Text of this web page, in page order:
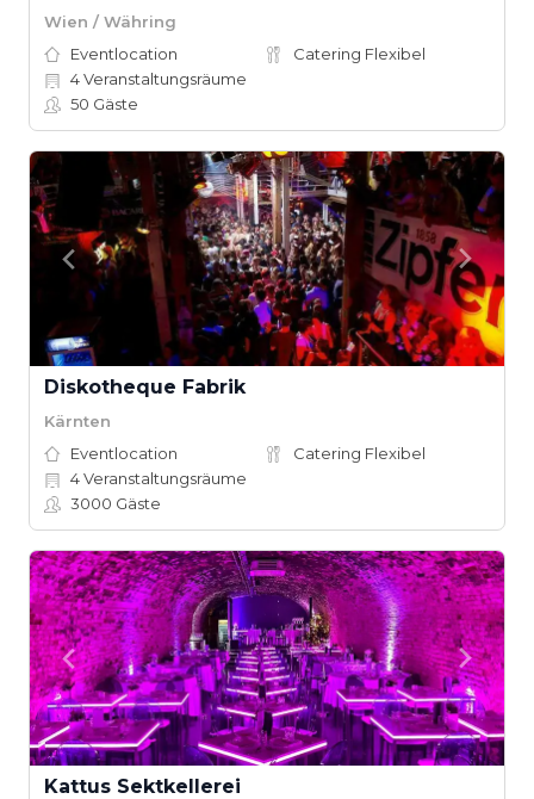
Wien / Währing
Eventlocation
Catering Flexibel
4Veranstaltungsräume
50 Gäste
Diskotheque Fabrik
Kärnten
Eventlocation
Catering Flexibel
4Veranstaltungsräume
3000 Gäste
Kattus Sektkellerei